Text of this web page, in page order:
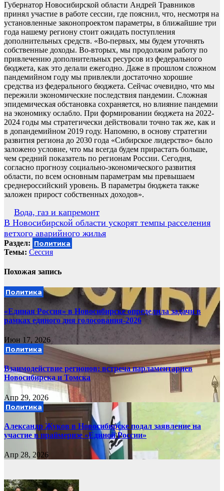
Губернатор Новосибирской области Андрей Травников
принял участие в работе сессии, где пояснил, что, несмотря на
установленные законопроектом параметры, в ближайшие три
года нашему региону стоит ожидать поступления
дополнительных средств. «Во-первых, мы будем уточнять
собственные доходы. Во-вторых, мы продолжим работу по
привлечению дополнительных ресурсов из федерального
бюджета, как это делали ежегодно. Даже в прошлом сложном
пандемийном году мы привлекли достаточно хорошие
средства из федерального бюджета. Сейчас очевидно, что мы
пережили экономические последствия пандемии. Сложная
эпидемическая обстановка сохраняется, но влияние пандемии
на экономику ослабло. При формировании бюджета на 2022-
2024 годы мы стратегически действовали точно так же, как и
в допандемийном 2019 году. Напомню, в основу стратегии
развития региона до 2030 года «Сибирское лидерство» было
заложено условие, что мы всегда будем прирастать больше,
чем средний показатель по регионам России. Сегодня,
согласно прогнозу социально-экономического развития
области, по всем основным параметрам мы превышаем
среднероссийский уровень. В параметры бюджета также
заложен прирост собственных доходов».
Навигация
по
записям
Вода, газ и капремонт
В Новосибирской области ускорят темпы расселения
ветхого аварийного жилья
Раздел: Политика
Темы: Сессия
Похожая запись
Политика
«Единая Россия» в Новосибирске определила задачи в
рамках единого дня голосования-2026
Июн 17, 2026
Политика
Взаимодействие регионов: встреча парламентариев
Новосибирска и Томска
Апр 29, 2026
Политика
Александр Жуков в Новосибирске подал заявление на
участие в праймеризе «Единой России»
Апр 28, 2026